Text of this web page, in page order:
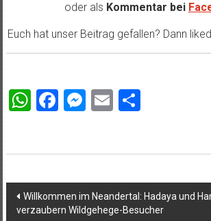
oder als Kommentar bei
Euch hat unser Beitrag gefallen? Dann
WhatsApp
Facebook
Messenger
Email
Beitragsnavigation
Willkommen im Neandertal: Hadaya und
verzaubern Wildgehege-Besucher